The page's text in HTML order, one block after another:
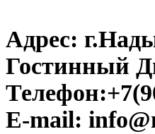
Адрес:
Гостинный
Телефон:
E-mail: